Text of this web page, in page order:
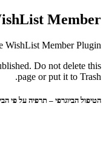
Member
WishList Member Plugin.
Do not delete this
page or put it to Trash.
הטיפול הביוגרפי – תרפיה על פי